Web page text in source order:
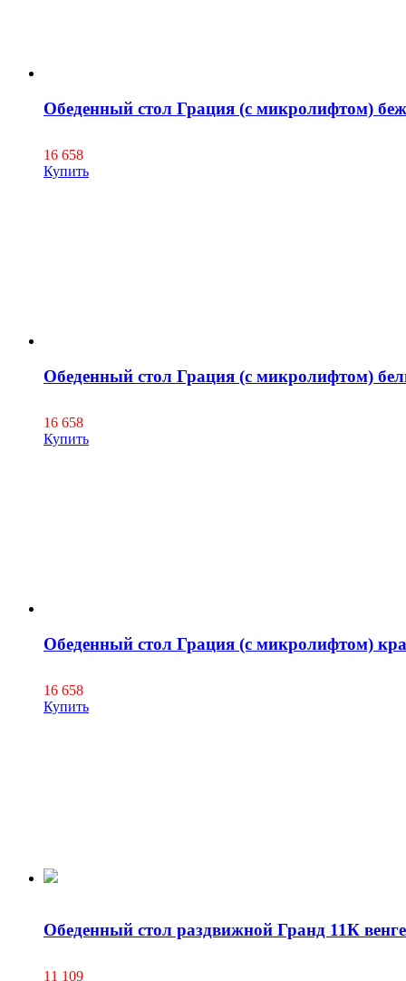
Обеденный стол Грация (с микролифтом)
16 658
Купить
Обеденный стол Грация (с микролифтом)
16 658
Купить
Обеденный стол Грация (с микролифтом)
16 658
Купить
Обеденный стол раздвижной Гранд 11К
11 109